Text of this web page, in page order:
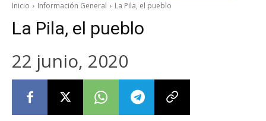
Inicio Información General La Pila, el pueblo
La Pila, el pueblo
22 junio, 2020